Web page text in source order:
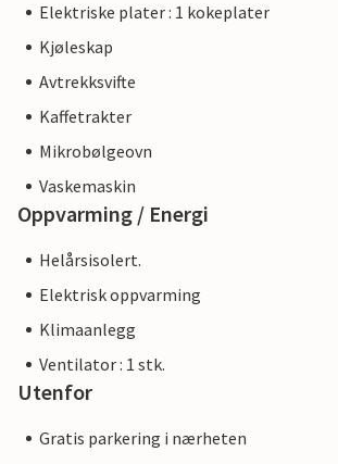
Elektriske plater : 1 kokeplater
Kjøleskap
Avtrekksvifte
Kaffetrakter
Mikrobølgeovn
Vaskemaskin
Oppvarming / Energi
Helårsisolert.
Elektrisk oppvarming
Klimaanlegg
Ventilator : 1 stk.
Utenfor
Gratis parkering i nærheten